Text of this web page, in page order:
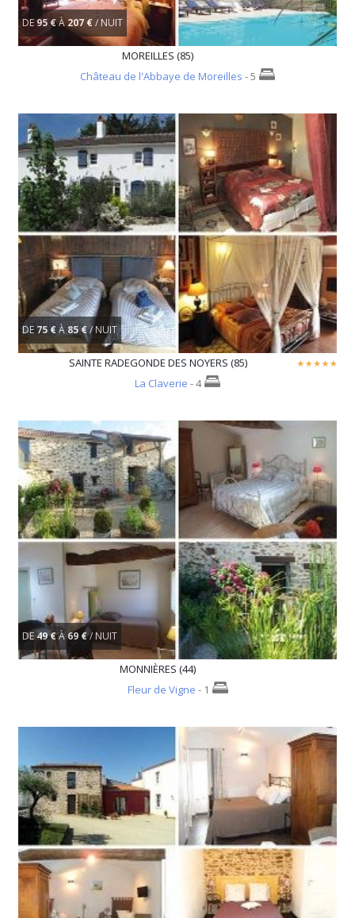
DE95 €À207 €/ NUIT
MOREILLES (85)
Château de l'Abbaye de Moreilles - 5
DE75 €À85 €/ NUIT
SAINTE RADEGONDE DES NOYERS (85)
La Claverie - 4
DE 49 €À69 €/ NUIT
MONNIÈRES (44)
Fleur de Vigne - 1